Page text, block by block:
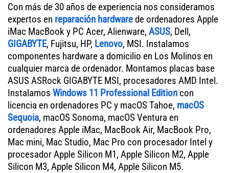
Con más de 30 años de experiencia nos consideramos
expertos en reparación hardwarede ordenadores Apple
iMac MacBook y PC Acer, Alienware, ASUS, Dell,
GIGABYTE, Fujitsu, HP, Lenovo, MSI. Instalamos
componentes hardware a domicilio en Los Molinos en
cualquier marca de ordenador. Montamos placas base
ASUS ASRock GIGABYTE MSI, procesadores AMD Intel.
Instalamos Windows 11 Professional Edition con
licencia en ordenadores PC y macOS Tahoe, macOS
Sequoia, macOS Sonoma, macOS Ventura en
ordenadores Apple iMac, MacBook Air, MacBook Pro,
Mac mini, Mac Studio, Mac Pro con procesador Intel y
procesador Apple Silicon M1, Apple Silicon M2, Apple
Silicon M3, Apple Silicon M4, Apple Silicon M5.